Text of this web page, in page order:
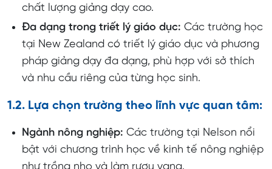
chất lượng giảng dạy cao.
Đa dạng trong triết lý giáo dục: Các trường học
tại New Zealand có triết lý giáo dục và phương
pháp giảng dạy đa dạng, phù hợp với sở thích
và nhu cầu riêng của từng học sinh.
1.2. Lựa chọn trường theo lĩnh vực quan tâm:
Ngành nông nghiệp: Các trường tại Nelson nổi
bật với chương trình học về kinh tế nông nghiệp